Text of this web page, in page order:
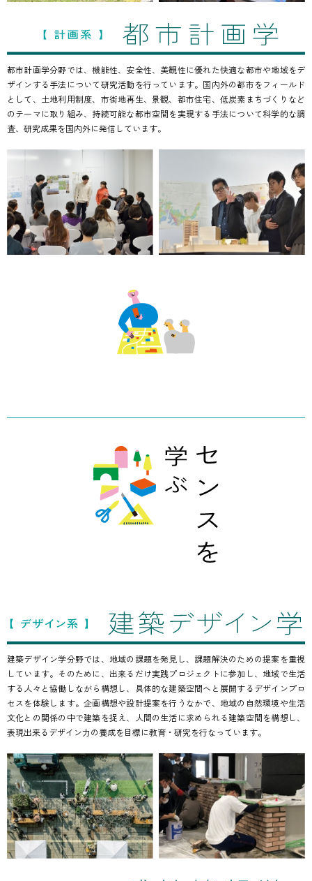
都市計画学分野では、機能性、安全性、美観性に優れた快適な都市や地域をデ
ザインする手法について研究活動を行っています。国内外の都市をフィールド
として、土地利用制度、市街地再生、景観、都市住宅、低炭素まちづくりなど
のテーマに取り組み、持続可能な都市空間を実現する手法について科学的な調
査、研究成果を国内外に発信しています。
建築デザイン学分野では、地域の課題を発見し、課題解決のための提案を重視
しています。そのために、出来るだけ実践プロジェクトに参加し、地域で生活
する人々と協働しながら構想し、具体的な建築空間へと展開するデザインプロ
セスを体験します。企画構想や設計提案を行うなかで、地域の自然環境や生活
文化との関係の中で建築を捉え、人間の生活に求められる建築空間を構想し、
表現出来るデザイン力の養成を目標に教育・研究を行なっています。